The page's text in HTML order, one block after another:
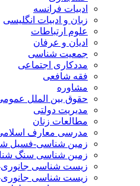
ادبیات فرانسه
زبان و ادبیات انگلیسی
علوم ارتباطات
ادیان و عرفان
جمعیت شناسی
مددکاری اجتماعی
فقه شافعی
مشاوره
حقوق بین الملل
مدیریت دولتی
مطالعات زنان
مدرسی معارف
زمین شناسی-فسیل
زمین شناسی سنگ
زیست شناسی جانوری-
زیست شناسی